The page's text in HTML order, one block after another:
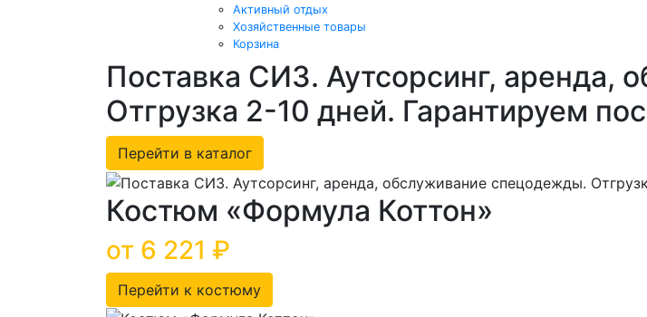
Активный отдых
Хозяйственные товары
Корзина
Поставка СИЗ. Аутсорсинг, аренда,
Отгрузка 2-10 дней. Гарантируем
Перейти в каталог
Костюм «Формула Коттон»
от 6 221 ₽
Перейти к костюму